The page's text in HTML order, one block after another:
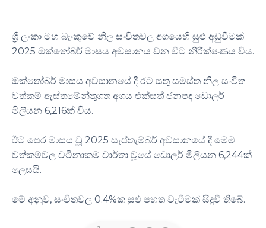
ශ්‍රී ලංකා මහ බැංකුවේ නිල සංචිතවල අගයෙහි සුළු අඩුවීමක්
2025 ඔක්තෝබර් මාසය අවසානය වන විට නිරීක්ෂණය විය.
ඔක්තෝබර් මාසය අවසානයේ දී රට සතු සමස්ත නිල සංචිත
වත්කම් ඇස්තමේන්තුගත අගය එක්සත් ජනපද ඩොලර්
මිලියන 6,216ක් විය.
ඊට පෙර මාසය වූ 2025 සැප්තැම්බර් අවසානයේ දී මෙම
වත්කම්වල වටිනාකම වාර්තා වූයේ ඩොලර් මිලියන 6,244ක්
ලෙසයි.
මේ අනුව, සංචිතවල 0.4%ක සුළු පහත වැටීමක් සිදුවී තිබේ.